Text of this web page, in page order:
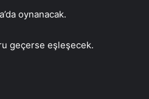
oynanacak.
geçerse eşleşecek.